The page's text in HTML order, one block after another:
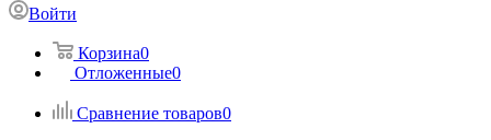
Войти
Корзина0
Отложенные0
Сравнение товаров0